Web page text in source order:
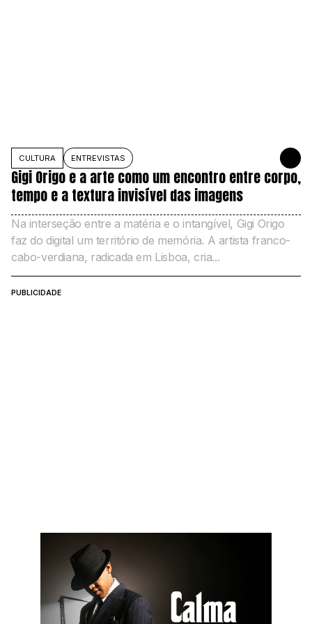
CULTURA ENTREVISTAS 7 DE
Gigi Origo e a arte como um encontro entre corpo,
tempo e a textura invisível das imagens
Na interseção entre a matéria e o intangível, Gigi Origo
faz do digital um território de memória. A artista franco-
cabo-verdiana, radicada em Lisboa, cria...
PUBLICIDADE